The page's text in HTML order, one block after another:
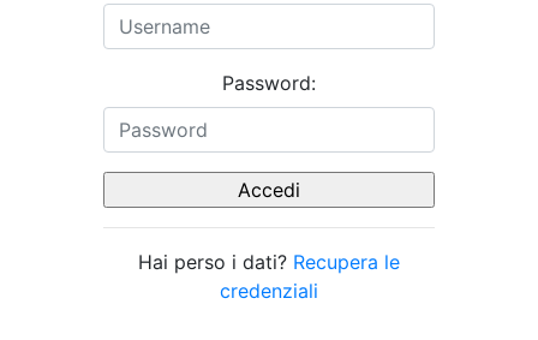
Password:
Hai perso i dati? Recupera le
credenziali